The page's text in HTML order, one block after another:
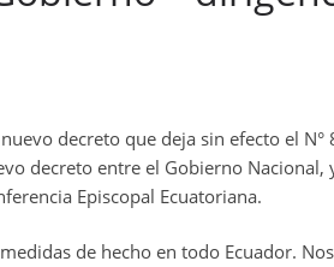
decreto que deja sin efecto el
decreto entre el Gobierno Nacional,
Episcopal Ecuatoriana.
de hecho en todo Ecuador.